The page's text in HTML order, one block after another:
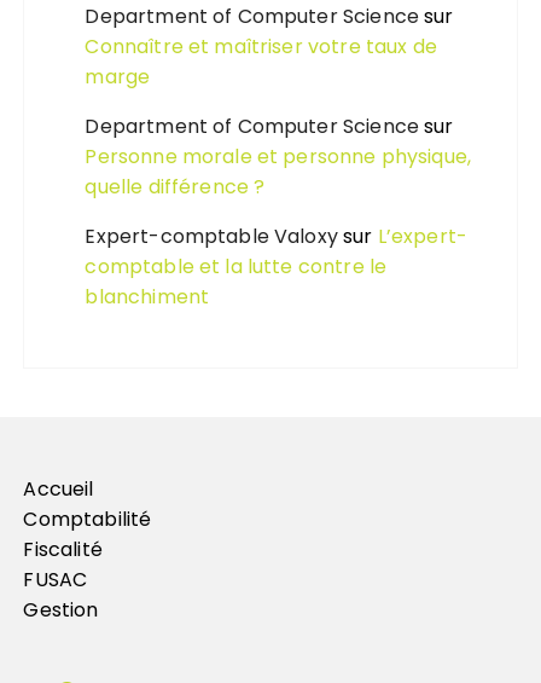
Department of Computer Sciencesur
Connaître et maîtriser votre taux de
marge
Department of Computer Sciencesur
Personne morale et personne physique,
quelle différence ?
Expert-comptable Valoxysur L’expert-
comptable et la lutte contre le
blanchiment
Accueil
Comptabilité
Fiscalité
FUSAC
Gestion